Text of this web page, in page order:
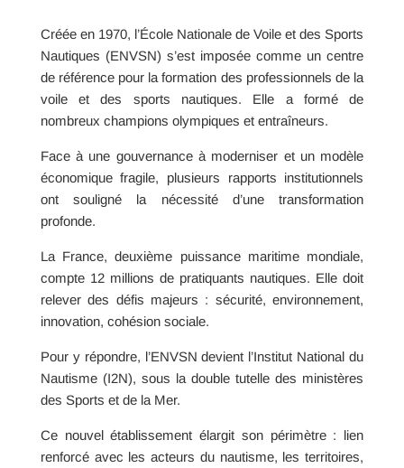
Créée en 1970, l’École Nationale de Voile et des Sports
Nautiques (ENVSN) s’est imposée comme un centre
de référence pour la formation des professionnels de la
voile et des sports nautiques. Elle a formé de
nombreux champions olympiques et entraîneurs.
Face à une gouvernance à moderniser et un modèle
économique fragile, plusieurs rapports institutionnels
ont souligné la nécessité d’une transformation
profonde.
La France, deuxième puissance maritime mondiale,
compte 12 millions de pratiquants nautiques. Elle doit
relever des défis majeurs : sécurité, environnement,
innovation, cohésion sociale.
Pour y répondre, l’ENVSN devient l’Institut National du
Nautisme (I2N), sous la double tutelle des ministères
des Sports et de la Mer.
Ce nouvel établissement élargit son périmètre : lien
renforcé avec les acteurs du nautisme, les territoires,